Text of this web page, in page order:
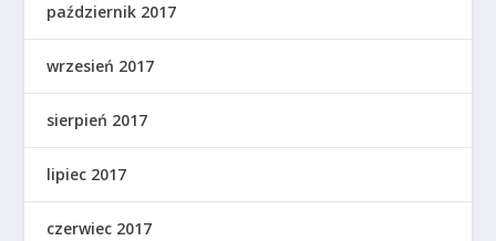
październik 2017
wrzesień 2017
sierpień 2017
lipiec 2017
czerwiec 2017